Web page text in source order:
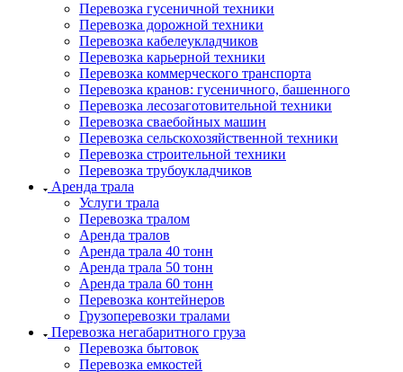
Перевозка гусеничной техники
Перевозка дорожной техники
Перевозка кабелеукладчиков
Перевозка карьерной техники
Перевозка коммерческого транспорта
Перевозка кранов: гусеничного, башенного
Перевозка лесозаготовительной техники
Перевозка сваебойных машин
Перевозка сельскохозяйственной техники
Перевозка строительной техники
Перевозка трубоукладчиков
Аренда трала
Услуги трала
Перевозка тралом
Аренда тралов
Аренда трала 40 тонн
Аренда трала 50 тонн
Аренда трала 60 тонн
Перевозка контейнеров
Грузоперевозки тралами
Перевозка негабаритного груза
Перевозка бытовок
Перевозка емкостей